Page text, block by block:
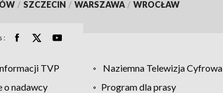
/ SZCZECIN / WARSZAWA / WROCŁAW
TVP Naziemna Telewizja Cyfrowa
o nadawcy
Program dla prasy